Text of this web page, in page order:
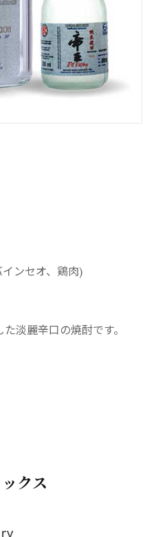
ンセオ、鶏肉)
淡麗辛口の焼酎です。
クス